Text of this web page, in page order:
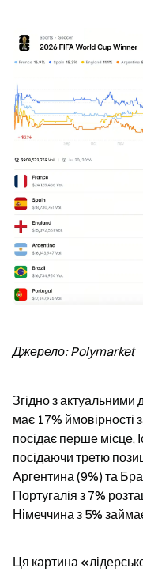
Джерело: Polymarket
Згідно з актуальними
має 17% ймовірності
посідає перше місце,
посідаючи третю
Аргентина (9%) та
Португалія з 7%
Німеччина з 5%
Ця картина